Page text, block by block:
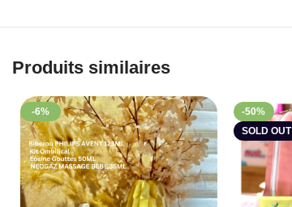
Produits similaires
-6%
-50%
SOLD OUT